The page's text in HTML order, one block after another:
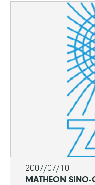
2007/07/10
MATHEON